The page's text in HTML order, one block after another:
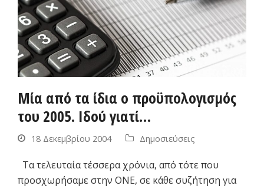
Μία από τα ίδια ο προϋπολογισμός
του 2005. Ιδού γιατί…
18 Δεκεμβρίου 2004 Δημοσιεύσεις
Τα τελευταία τέσσερα χρόνια, από τότε που
προσχωρήσαμε στην ΟΝΕ, σε κάθε συζήτηση για